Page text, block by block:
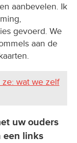
aanbevelen. Ik
gevoerd. We
aan de
ze: wat we zelf
uw ouders
een links